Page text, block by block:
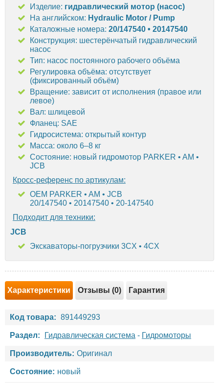
Изделие: гидравлический мотор (насос)
На английском: Hydraulic Motor / Pump
Каталожные номера: 20/147540 • 20147540
Конструкция: шестерёнчатый гидравлический
насос
Тип: насос постоянного рабочего объёма
Регулировка объёма: отсутствует
(фиксированный объём)
Вращение: зависит от исполнения (правое или
левое)
Вал: шлицевой
Фланец: SAE
Гидросистема: открытый контур
Масса: около 6–8 кг
Состояние: новый гидромотор PARKER • AM •
JCB
Кросс-референс по артикулам:
OEM PARKER • AM • JCB
20/147540 • 20147540 • 20-147540
Подходит для техники:
JCB
Экскаваторы-погрузчики 3CX • 4CX
Характеристики Отзывы (0) Гарантия
Код товара: 891449293
Раздел: Гидравлическая система - Гидромоторы
Производитель: Оригинал
Состояние: новый